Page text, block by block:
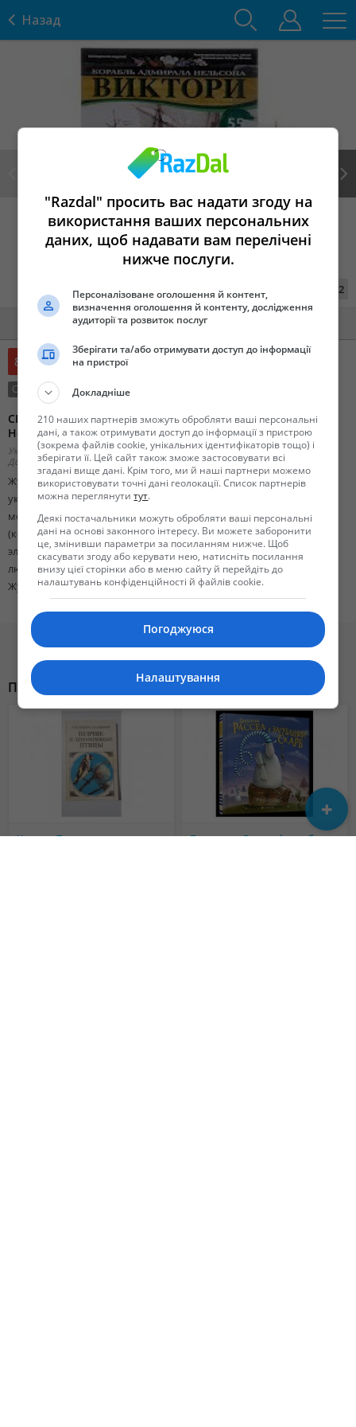
Назад
2
Детали
8 500 грн.
Состояние: Новый Тип сделки:
СРОЧНО продам журналы для сборки корабля Адмирала
Нельсона"Виктори"
Украина, Днепропетровская область, Днепропетровск,
Добавлено 12 октября 2018 15:23
Журналы «Виктори» от издательского дома ДеАгостини,
укомплектовываются составляющими, позволяющими собрать
модель этого легендарного флагмана величиной 1,25х0,45х0,85 м
(копию в масштабе 1:84). В комплект и входят не только базовые
элементы, но и флаги, паруса, созданные из металла фигурки
людей, пушки.
Журналов 1-120.
Похожие объявления
Книга «Певчие и декоративные птицы. Содержание и разведение», Кузьмин Н.Ф. Баранчик Рассел і загублений скарб
"Razdal" просить вас надати згоду на
використання ваших персональних
даних, щоб надавати вам перелічені
нижче послуги.
Персоналізоване оголошення й контент,
визначення оголошення й контенту, дослідження
аудиторії та розвиток послуг
Зберігати та/або отримувати доступ до інформації
на пристрої
Докладніше
210 наших партнерів зможуть обробляти ваші персональні
дані, а також отримувати доступ до інформації з пристрою
(зокрема файлів cookie, унікальних ідентифікаторів тощо) і
зберігати її. Цей сайт також зможе застосовувати всі
згадані вище дані. Крім того, ми й наші партнери можемо
використовувати точні дані геолокації. Список партнерів
можна переглянутитут.
Деякі постачальники можуть обробляти ваші персональні
дані на основі законного інтересу. Ви можете заборонити
це, змінивши параметри за посиланням нижче. Щоб
скасувати згоду або керувати нею, натисніть посилання
внизу цієї сторінки або в меню сайту й перейдіть до
налаштувань конфіденційності й файлів cookie.
Погоджуюся
Налаштування